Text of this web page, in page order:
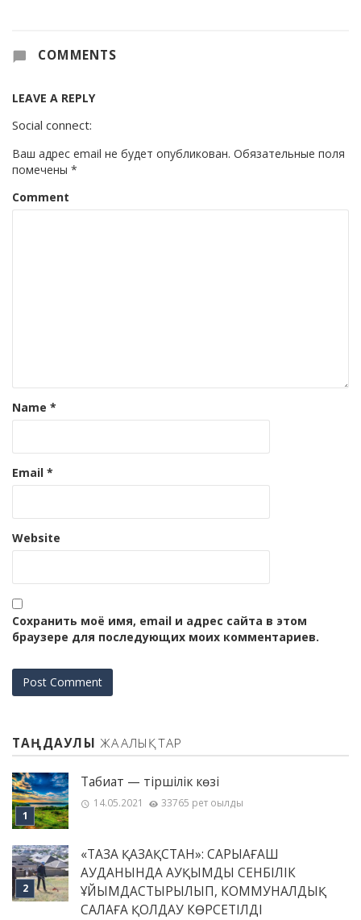
COMMENTS
LEAVE A REPLY
Social connect:
Ваш адрес email не будет опубликован. Обязательные поля
помечены *
Comment
Name *
Email *
Website
Сохранить моё имя, email и адрес сайта в этом
браузере для последующих моих комментариев.
ТАҢДАУЛЫ ЖАҢАЛЫҚТАР
Табиғат — тіршілік көзі
14.05.2021 33765 рет оқылды
«ТАЗА ҚАЗАҚСТАН»: САРЫАҒАШ
АУДАНЫНДА АУҚЫМДЫ СЕНБІЛІК
ҰЙЫМДАСТЫРЫЛЫП, КОММУНАЛДЫҚ
САЛАҒА ҚОЛДАУ КӨРСЕТІЛДІ